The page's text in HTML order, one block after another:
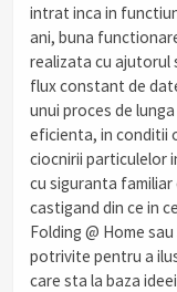
intrat inca in
ani, buna
realizata cu ajutorul
flux constant de
unui proces de
eficienta, in conditii
ciocnirii particulelor
cu siguranta
castigand din ce in
Folding @ Home
potrivite pentru a
care sta la baza